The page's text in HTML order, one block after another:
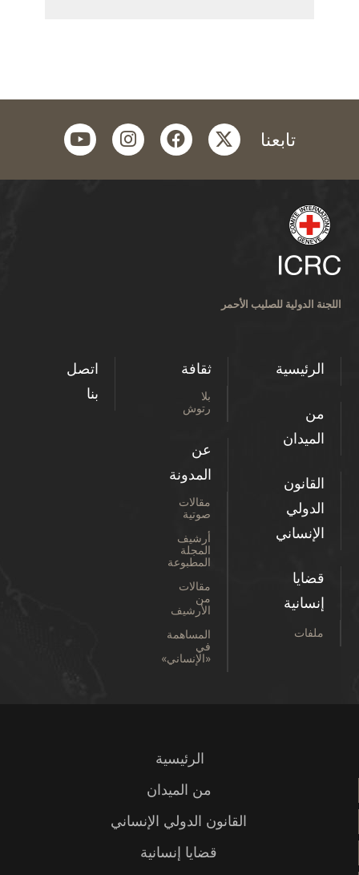
تابعنا twitter
facebook
instagram
youtube
اللجنة الدولية للصليب الأحمر
الرئيسية
من
الميدان
القانون
الدولي
الإنساني
قضايا
إنسانية
ملفات
ثقافة
بلا
رتوش
عن
المدونة
مقالات
صوتية
أرشيف
المجلة
المطبوعة
مقالات
من
الأرشيف
المساهمة
في
«الإنساني»
اتصل
بنا
الرئيسية
من الميدان
القانون الدولي الإنساني
قضايا إنسانية